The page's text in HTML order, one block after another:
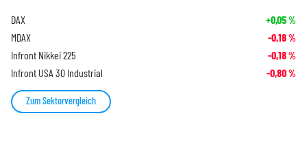
DAX +0,05%
MDAX -0,18%
Infront Nikkei 225 -0,18%
Infront USA 30 Industrial -0,80%
Zum Sektorvergleich